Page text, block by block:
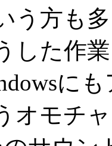
う方も
した作
に
オモチ